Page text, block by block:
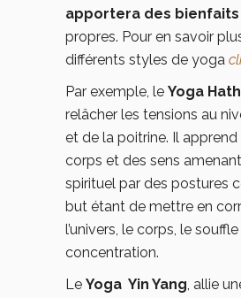
apportera des bienfaits
propres. Pour en savoir
différents styles de yoga
Par exemple, le Yoga
relâcher les tensions au
et de la poitrine. Il
corps et des sens amenant
spirituel par des postures
but étant de mettre en
l’univers, le corps, le
concentration.
Le Yoga Yin Yang, allie